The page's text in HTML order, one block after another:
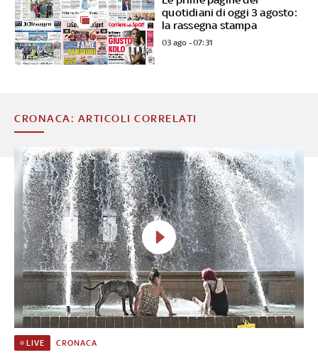
quotidiani di oggi 3 agosto:
la rassegna stampa
03 ago - 07:31
CRONACA: ARTICOLI CORRELATI
LIVE CRONACA